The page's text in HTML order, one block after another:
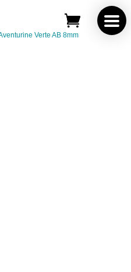
Verte AB 8mm